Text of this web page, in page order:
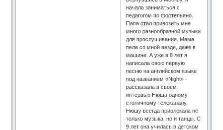
начала заниматься с
педагогом по фортепьяно.
Папа стал привозить мне
много разнообразной музыки
для прослушивания. Мама
пела со мной везде, даже в
машине. А уже в 8 лет я
написала свою первую
песню на английском языке
под названием «Night» -
рассказала в своем
интервью Нюша одному
столичному телеканалу.
Нюшу всегда привлекала не
только музыка, но и танцы. С
9 лет она училась в детском